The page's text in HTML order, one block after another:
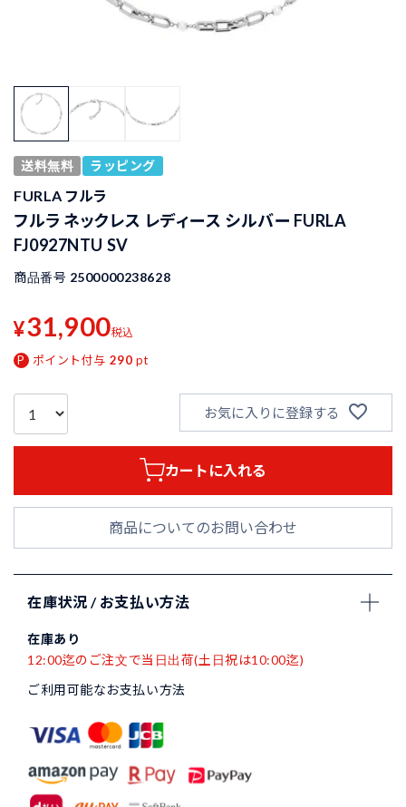
送料無料 ラッピング
FURLA フルラ
フルラ ネックレス レディース シルバー FURLA
FJ0927NTU SV
商品番号 2500000238628
¥31,900税込
ポイント付与 290 pt
お気に入りに登録する
カートに入れる
商品についてのお問い合わせ
在庫状況 / お支払い方法
在庫あり
12:00迄のご注文で当日出荷(土日祝は10:00迄)
ご利用可能なお支払い方法